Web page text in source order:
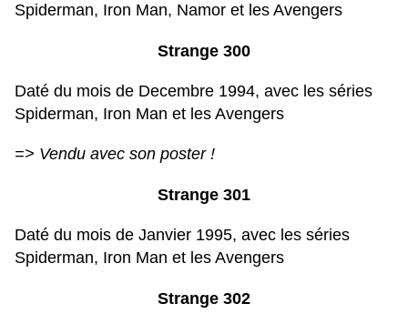
Spiderman, Iron Man, Namor et les Avengers
Strange 300
Daté du mois de Decembre 1994, avec les séries
Spiderman, Iron Man et les Avengers
=> Vendu avec son poster !
Strange 301
Daté du mois de Janvier 1995, avec les séries
Spiderman, Iron Man et les Avengers
Strange 302